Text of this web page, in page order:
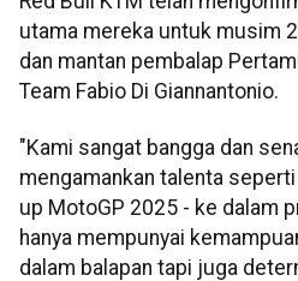
utama mereka untuk musim
dan mantan pembalap
Team Fabio Di Giannantonio.
"Kami sangat bangga dan
mengamankan talenta
up MotoGP 2025 - ke dalam
hanya mempunyai
dalam balapan tapi juga